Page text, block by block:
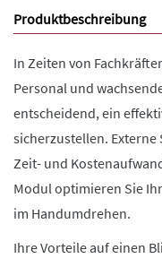
Produktbeschreibung
In Zeiten von
Personal und
entscheidend, ein
sicherzustellen.
Zeit- und
Modul optimieren Sie
im Handumdrehen.
Ihre Vorteile auf einen